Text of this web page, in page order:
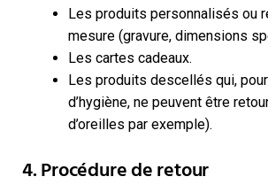
Les produits personnalisés ou
mesure (gravure, dimensions
Les cartes cadeaux.
Les produits descellés qui,
d’hygiène, ne peuvent être
d’oreilles par exemple).
4. Procédure de retour